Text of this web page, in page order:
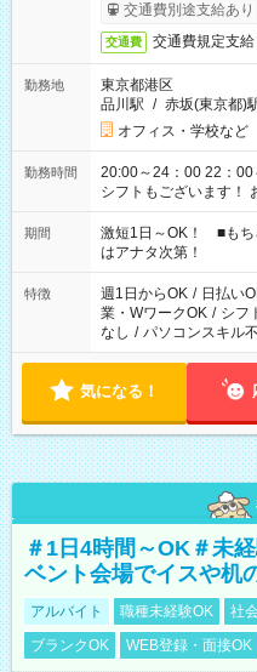
交通費別途支給あり
交通費 交通費規定支給
勤務地
東京都港区
品川駅 / 赤坂(東京都)
オフィス・学校など
勤務時間
20:00～24：00 22：00～
シフトもございます！
期間
激短1日～OK！ ■も
はアナタ次第！
特徴 週1日からOK / 日払い
業・WワークOK / シフ
なし / パソコンスキル
気になる！
＃1日4時間～OK＃未
ベント会場でイスや机
アルバイト 職種未経験OK 社
ブランクOK
WEB登録・面接OK